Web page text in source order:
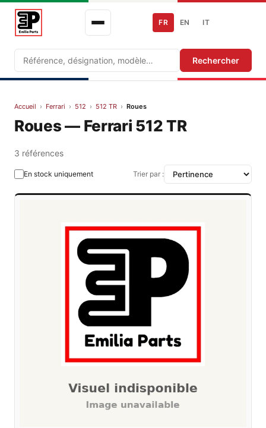
Recherche Rechercher
FR EN IT
Accueil › Ferrari › 512 › 512 TR › Roues
Roues — Ferrari 512 TR
3 références
En stock uniquement Trier par :